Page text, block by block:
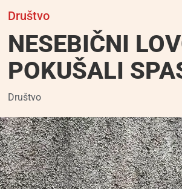
Društvo
NESEBIČNI
POKUŠALI
Društvo